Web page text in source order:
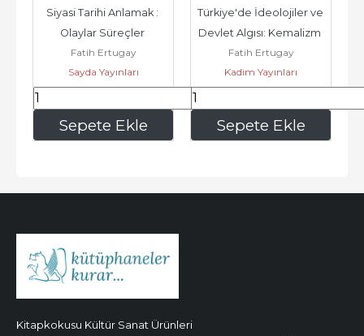
Sepete Ekle
Siyasi Tarihi Anlamak :
Olaylar Süreçler
Eğilimler - Yeni
Başlauanlar...
Fatih Ertugay
Sayda Yayınları
332,50 Sepete Ekle
Türkiye'de İdeolojiler ve
Devlet Algısı: Kemalizm
Milliyetçilik...
Fatih Ertugay
Kadim Yayınları
182,00
Kitapkokusu Kültür Sanat Ürünleri